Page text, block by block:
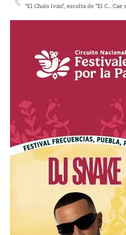
“El Cholo Iván”, escolta de “El Chapo”, será extraditado a EE.UU.